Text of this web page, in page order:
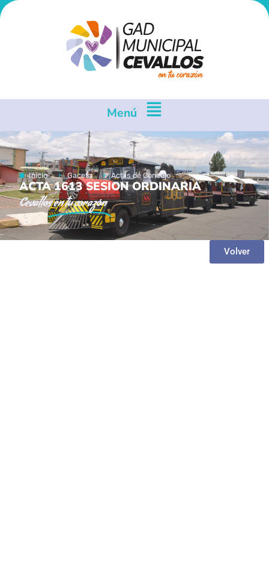
Menú
Inicio Gaceta Actas de Concejo
ACTA 1613 SESION ORDINARIA
Cevallosen tu corazón
Volver